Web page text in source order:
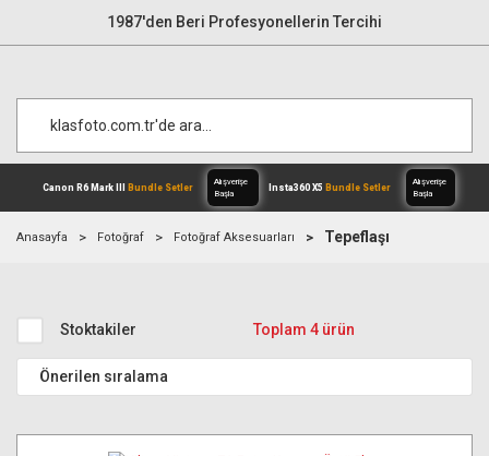
1987'den Beri Profesyonellerin Tercihi
Anasayfa Fotoğraf Fotoğraf Aksesuarları Tepeflaşı
Stoktakiler Toplam 4 ürün